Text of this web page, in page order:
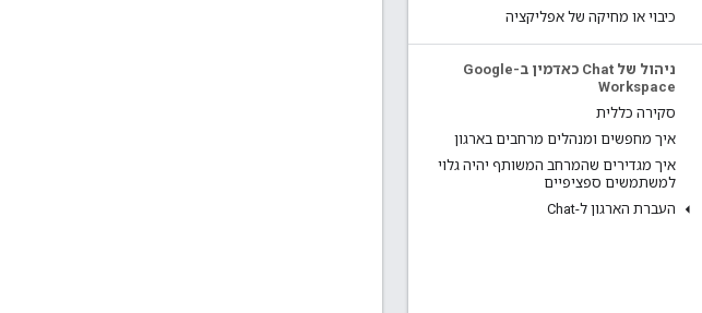
כיבוי או מחיקה של אפליקציה
ניהול של Chat כאדמין ב-Google
Workspace
סקירה כללית
איך מחפשים ומנהלים מרחבים בארגון
איך מגדירים שהמרחב המשותף יהיה גלוי
למשתמשים ספציפיים
העברת הארגון ל-Chat